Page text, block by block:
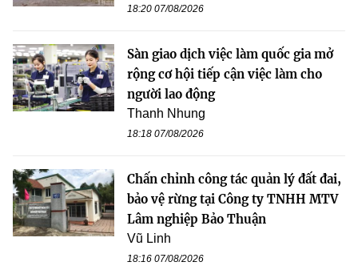
18:20 07/08/2026
Sàn giao dịch việc làm quốc gia mở
rộng cơ hội tiếp cận việc làm cho
người lao động
Thanh Nhung
18:18 07/08/2026
Chấn chỉnh công tác quản lý đất đai,
bảo vệ rừng tại Công ty TNHH MTV
Lâm nghiệp Bảo Thuận
Vũ Linh
18:16 07/08/2026